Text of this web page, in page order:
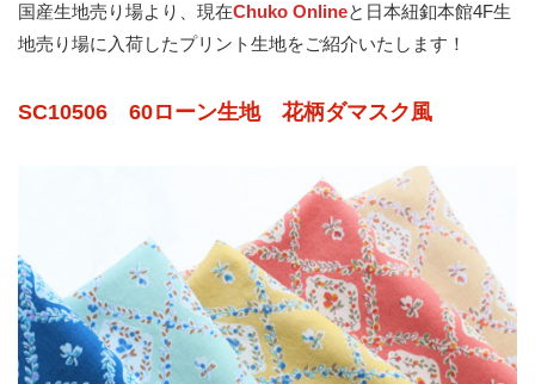
国産生地売り場より、現在Chuko Onlineと日本紐釦本館4F生
地売り場に入荷したプリント生地をご紹介いたします！
SC10506 60ローン生地 花柄ダマスク風